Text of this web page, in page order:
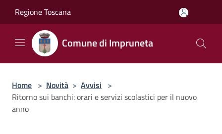
Regione Toscana
Comune di Impruneta
Home > Novità > Avvisi >
Ritorno sui banchi: orari e servizi scolastici per il nuovo
anno